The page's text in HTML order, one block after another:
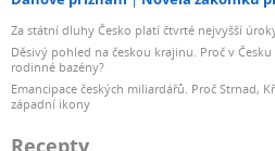
Za státní dluhy Česko platí čtvrté nejvyšší
Děsivý pohled na českou krajinu. Proč v
rodinné bazény?
Emancipace českých miliardářů. Proč Strnad,
západní ikony
Recepty